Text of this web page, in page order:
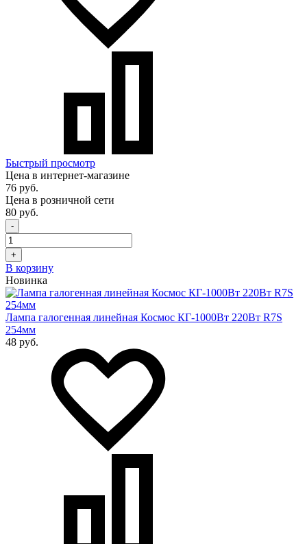
Быстрый просмотр
Цена в интернет-магазине
76 руб.
Цена в розничной сети
80 руб.
-
+
В корзину
Новинка
Лампа галогенная линейная Космос КГ-1000Вт 220Вт R7S
254мм
48 руб.